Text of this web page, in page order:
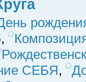
,
СЕБЯ,